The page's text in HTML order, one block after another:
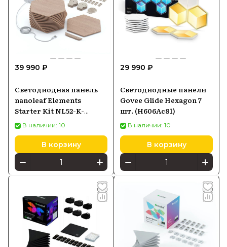
39 990 ₽
Светодиодная панель
nanoleaf Elements
Starter Kit NL52-K-
3002HB-13PK (13
панелей)
В наличии: 10
В корзину
29 990 ₽
Светодиодные панели
Govee Glide Hexagon 7
шт. (H606Ac81)
В наличии: 10
В корзину